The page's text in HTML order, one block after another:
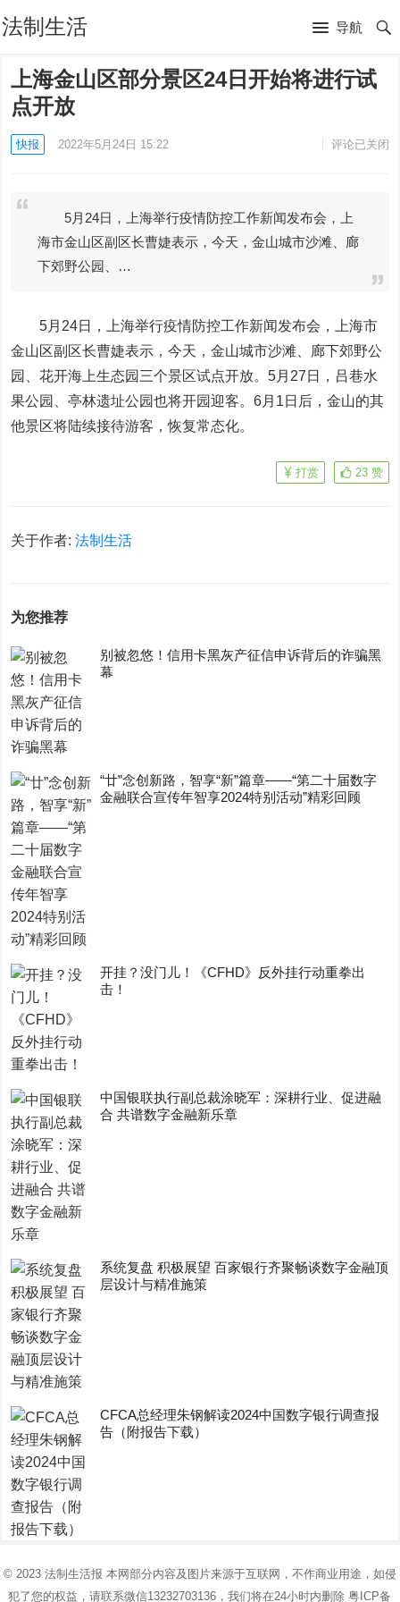
法制生活 导航
上海金山区部分景区24日开始将进行试
点开放
快报 2022年5月24日 15:22 评论已关闭
5月24日，上海举行疫情防控工作新闻发布会，上
海市金山区副区长曹婕表示，今天，金山城市沙滩、廊
下郊野公园、…
5月24日，上海举行疫情防控工作新闻发布会，上海市
金山区副区长曹婕表示，今天，金山城市沙滩、廊下郊野公
园、花开海上生态园三个景区试点开放。5月27日，吕巷水
果公园、亭林遗址公园也将开园迎客。6月1日后，金山的其
他景区将陆续接待游客，恢复常态化。
23 赞
打赏
关于作者:法制生活
为您推荐
别被忽悠！信用卡黑灰产征信申诉背后的诈骗黑
幕
“廿”念创新路，智享“新”篇章——“第二十届数字
金融联合宣传年智享2024特别活动”精彩回顾
开挂？没门儿！《CFHD》反外挂行动重拳出
击！
中国银联执行副总裁涂晓军：深耕行业、促进融
合 共谱数字金融新乐章
系统复盘 积极展望 百家银行齐聚畅谈数字金融顶
层设计与精准施策
CFCA总经理朱钢解读2024中国数字银行调查报
告（附报告下载）
© 2023 法制生活报 本网部分内容及图片来源于互联网，不作商业用途，如侵
犯了您的权益，请联系微信13232703136，我们将在24小时内删除粤ICP备